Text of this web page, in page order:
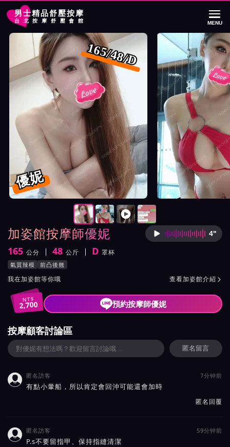
男士精品舒壓按摩
台北按摩舒壓會館 MENU
首頁 加姿館按摩師優妮詳細介紹
加姿館按摩師優妮 按摩師
4"
身高
165 公分
體重 48 公斤
罩杯 D 罩杯
按摩師優妮服務風格與特色
氣質辣模 前凸後翹
按摩師優妮所屬按摩會館介紹與班表
我在加姿館等你哦 查看加姿館介紹 
NT$
2,700 預約按摩師優妮
加姿館按摩師優妮照片展示與影片介紹
優妮
165/48/D
按摩師優妮照片展示與影片介紹及客戶評價截屏展示
按摩顧客討論區
匿名留言
 匿名訪客 7分钟前
有點小暈船，所以肯定會回沖可能還會加時
匿名回覆
 匿名訪客 59分钟前
P.s不要留指甲、保持指縫清潔